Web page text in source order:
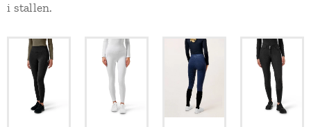
i stallen.